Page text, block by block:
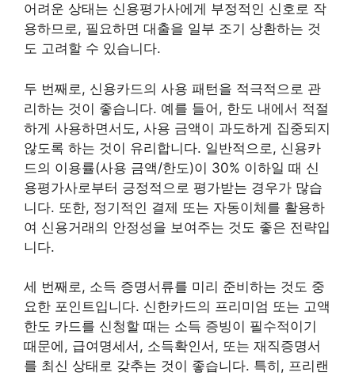
어려운 상태는 신용평가사에게 부정적인 신호로 작
용하므로, 필요하면 대출을 일부 조기 상환하는 것
도 고려할 수 있습니다.
두 번째로, 신용카드의 사용 패턴을 적극적으로 관
리하는 것이 좋습니다. 예를 들어, 한도 내에서 적절
하게 사용하면서도, 사용 금액이 과도하게 집중되지
않도록 하는 것이 유리합니다. 일반적으로, 신용카
드의 이용률(사용 금액/한도)이 30% 이하일 때 신
용평가사로부터 긍정적으로 평가받는 경우가 많습
니다. 또한, 정기적인 결제 또는 자동이체를 활용하
여 신용거래의 안정성을 보여주는 것도 좋은 전략입
니다.
세 번째로, 소득 증명서류를 미리 준비하는 것도 중
요한 포인트입니다. 신한카드의 프리미엄 또는 고액
한도 카드를 신청할 때는 소득 증빙이 필수적이기
때문에, 급여명세서, 소득확인서, 또는 재직증명서
를 최신 상태로 갖추는 것이 좋습니다. 특히, 프리랜